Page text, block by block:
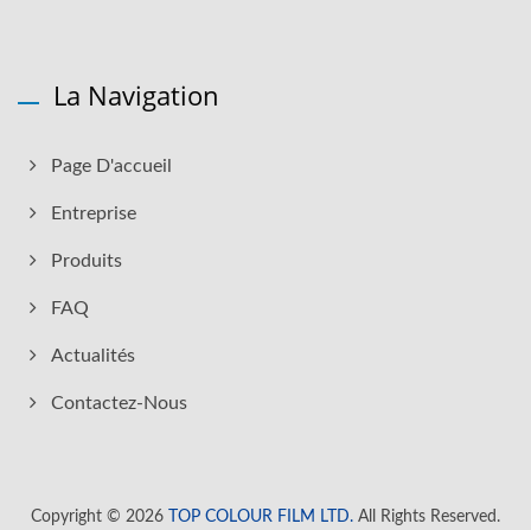
La Navigation
Page D'accueil
Entreprise
Produits
FAQ
Actualités
Contactez-Nous
Copyright © 2026 TOP COLOUR FILM LTD. All Rights Reserved.